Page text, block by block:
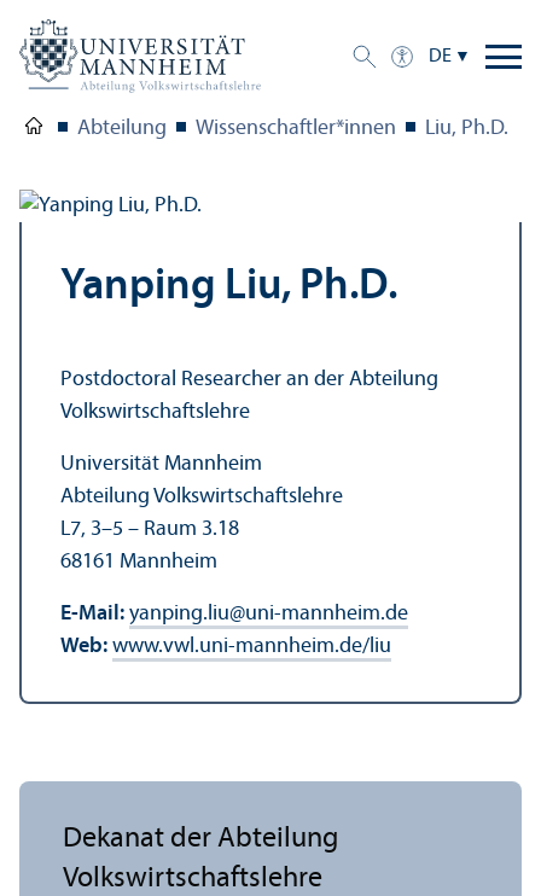
DE
Abteilung Wissenschaft­ler*innen Liu, Ph.D.
Yanping Liu, Ph.D.
Postdoctoral Researcher an der Abteilung
Volkswirtschafts­lehre
Universität Mannheim
Abteilung Volkswirtschafts­lehre
L7, 3–5 – Raum 3.18
68161 Mannheim
E-Mail: yanping.liu@uni-mannheim.de
Web: www.vwl.uni-mannheim.de/liu
Dekanat der Abteilung
Volkswirtschafts­lehre